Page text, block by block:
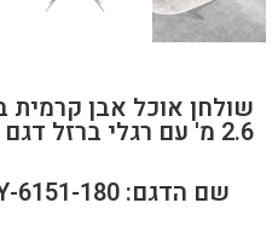
2.6 מ' עם רגלי ברזל דגם טרנד 180
שם הדגם: 6151-180-L.GREY